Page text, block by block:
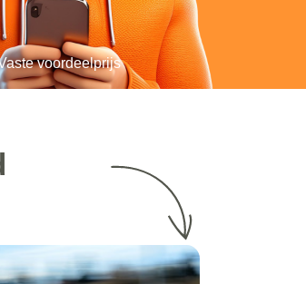
voordeelprijs